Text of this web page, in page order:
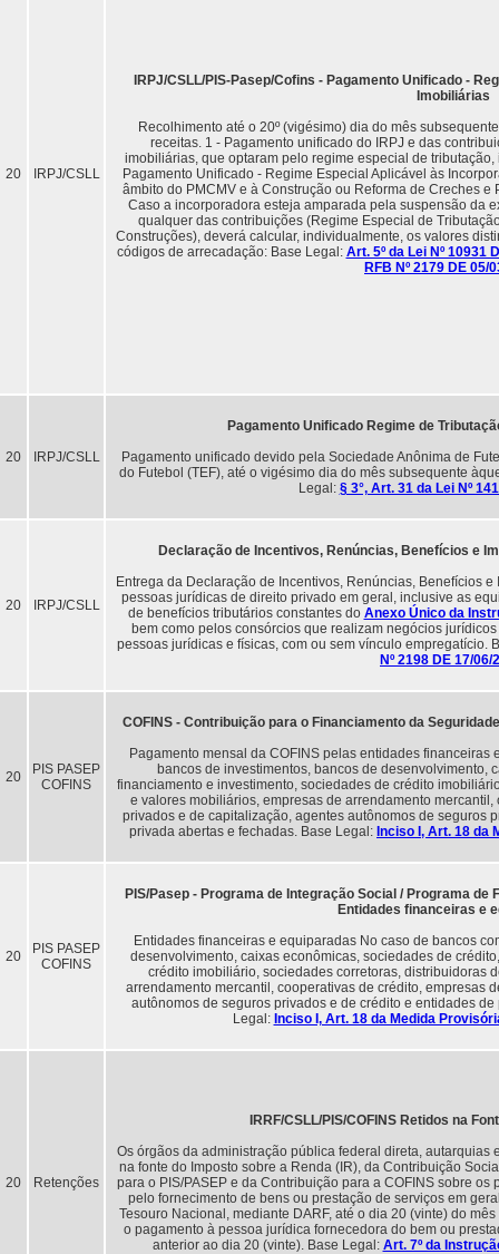
20 IRPJ/CSLL
IRPJ/CSLL/PIS-Pasep/Cofins - Pagamento Unificado -
Imobiliárias
Recolhimento até o 20º (vigésimo) dia do mês
receitas. 1 - Pagamento unificado do IRPJ e das
imobiliárias, que optaram pelo regime especial de
Pagamento Unificado - Regime Especial Aplicável às
âmbito do PMCMV e à Construção ou Reforma de Creches e
Caso a incorporadora esteja amparada pela suspensão da
qualquer das contribuições (Regime Especial de
Construções), deverá calcular, individualmente, os valores
códigos de arrecadação: Base Legal: Art. 5º da Lei Nº 10931
RFB Nº 2179 DE 05/
20 IRPJ/CSLL
Pagamento Unificado Regime de
Pagamento unificado devido pela Sociedade Anônima de
do Futebol (TEF), até o vigésimo dia do mês subsequente
Legal: § 3°, Art. 31 da Lei Nº
20 IRPJ/CSLL
Declaração de Incentivos, Renúncias, Benefícios e
Entrega da Declaração de Incentivos, Renúncias, Benefícios
pessoas jurídicas de direito privado em geral, inclusive as
de benefícios tributários constantes do Anexo Único da
bem como pelos consórcios que realizam negócios
pessoas jurídicas e físicas, com ou sem vínculo empregatício.
Nº 2198 DE 17/06/
20
PIS PASEP
COFINS
COFINS - Contribuição para o Financiamento da
Pagamento mensal da COFINS pelas entidades
bancos de investimentos, bancos de desenvolvimento,
financiamento e investimento, sociedades de crédito
e valores mobiliários, empresas de arrendamento
privados e de capitalização, agentes autônomos de seguros
privada abertas e fechadas. Base Legal: Inciso I, Art. 18 da
20
PIS PASEP
COFINS
PIS/Pasep - Programa de Integração Social / Programa
Entidades financeiras e
Entidades financeiras e equiparadas No caso de bancos
desenvolvimento, caixas econômicas, sociedades de
crédito imobiliário, sociedades corretoras, distribuidoras
arrendamento mercantil, cooperativas de crédito, empresas
autônomos de seguros privados e de crédito e entidades
Legal: Inciso I, Art. 18 da Medida
20 Retenções
IRRF/CSLL/PIS/COFINS Retidos na
Os órgãos da administração pública federal direta,
na fonte do Imposto sobre a Renda (IR), da Contribuição
para o PIS/PASEP e da Contribuição para a COFINS sobre
pelo fornecimento de bens ou prestação de serviços em
Tesouro Nacional, mediante DARF, até o dia 20 (vinte) do
o pagamento à pessoa jurídica fornecedora do bem ou
anterior ao dia 20 (vinte). Base Legal: Art. 7º da